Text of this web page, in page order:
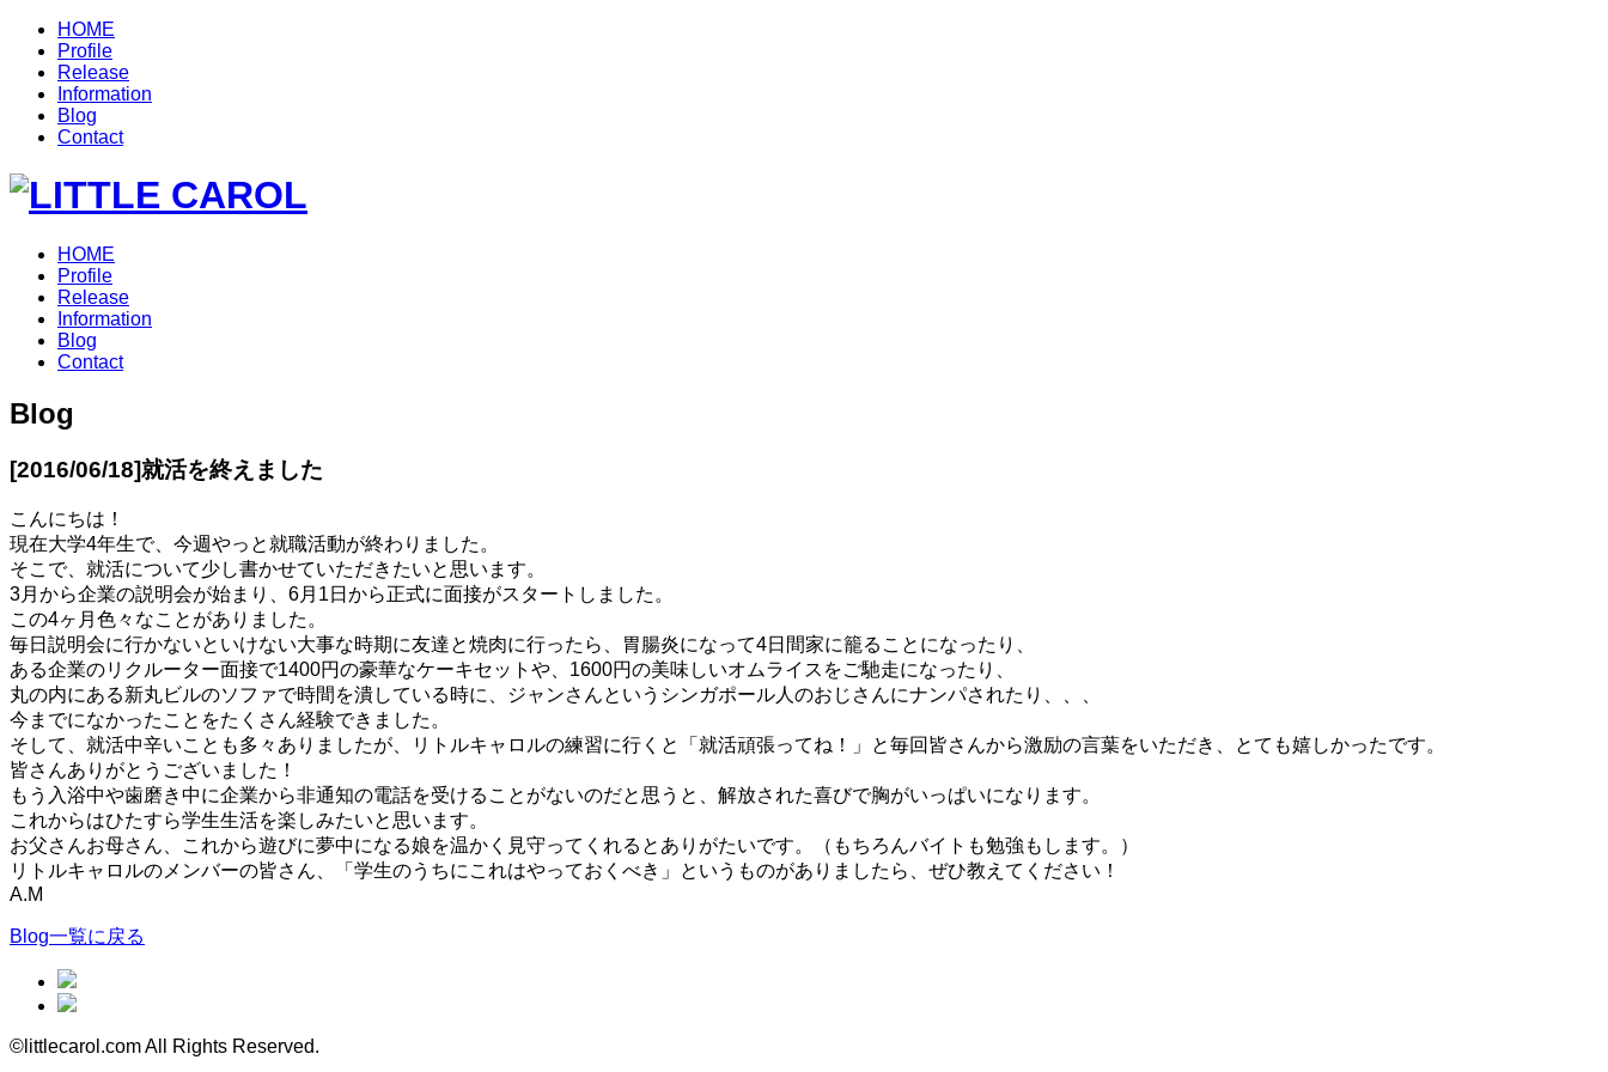
HOME
Profile
Release
Information
Blog
Contact
HOME
Profile
Release
Information
Blog
Contact
Blog
[2016/06/18]就活を終えました
こんにちは！
現在大学4年生で、今週やっと就職活動が終わりました。
そこで、就活について少し書かせていただきたいと思います。
3月から企業の説明会が始まり、6月1日から正式に面接がスタートしました。
この4ヶ月色々なことがありました。
毎日説明会に行かないといけない大事な時期に友達と焼肉に行ったら、胃腸炎になって4日間家に籠ることになったり、
ある企業のリクルーター面接で1400円の豪華なケーキセットや、1600円の美味しいオムライスをご馳走になったり、
丸の内にある新丸ビルのソファで時間を潰している時に、ジャンさんというシンガポール人のおじさんにナンパされたり、、、
今までになかったことをたくさん経験できました。
そして、就活中辛いことも多々ありましたが、リトルキャロルの練習に行くと「就活頑張ってね！」と毎回皆さんから激励の言葉をいただき、とても嬉しかったです。
皆さんありがとうございました！
もう入浴中や歯磨き中に企業から非通知の電話を受けることがないのだと思うと、解放された喜びで胸がいっぱいになります。
これからはひたすら学生生活を楽しみたいと思います。
お父さんお母さん、これから遊びに夢中になる娘を温かく見守ってくれるとありがたいです。（もちろんバイトも勉強もします。）
リトルキャロルのメンバーの皆さん、「学生のうちにこれはやっておくべき」というものがありましたら、ぜひ教えてください！
A.M
Blog一覧に戻る
©littlecarol.com All Rights Reserved.